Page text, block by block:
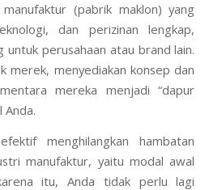
(pabrik maklon) yang
dan perizinan lengkap,
untuk perusahaan atau brand lain.
merek, menyediakan konsep dan
mereka menjadi “dapur
Anda.
menghilangkan hambatan
manufaktur, yaitu modal awal
itu, Anda tidak perlu lagi